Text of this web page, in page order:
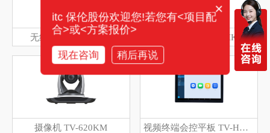
无线传屏器 AV-511E 摄像机 TV-6104HK
摄像机 TV-620KM 视频终端会控平板 TV-HK10
×
itc 保伦股份欢迎您!若您有<项目配
合>或<方案报价>
现在咨询 稍后再说